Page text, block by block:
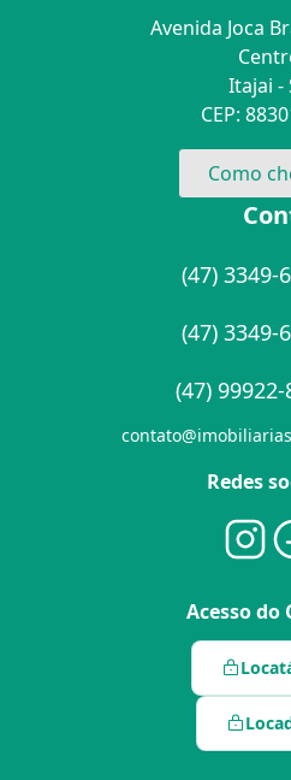
Avenida Joca
Itajai -
CEP:
Como
(47) 3349-
(47) 3349-
(47)
Redes
Acesso do